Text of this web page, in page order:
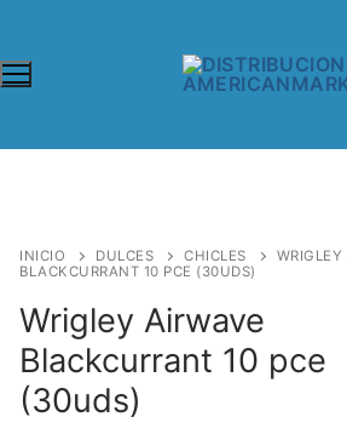
INICIO DULCES CHICLES
WRIGLEY
BLACKCURRANT 10 PCE (30UDS)
Wrigley Airwave
Blackcurrant 10 pce
(30uds)